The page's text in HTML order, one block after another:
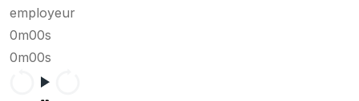
employeur
0m00s
0m00s